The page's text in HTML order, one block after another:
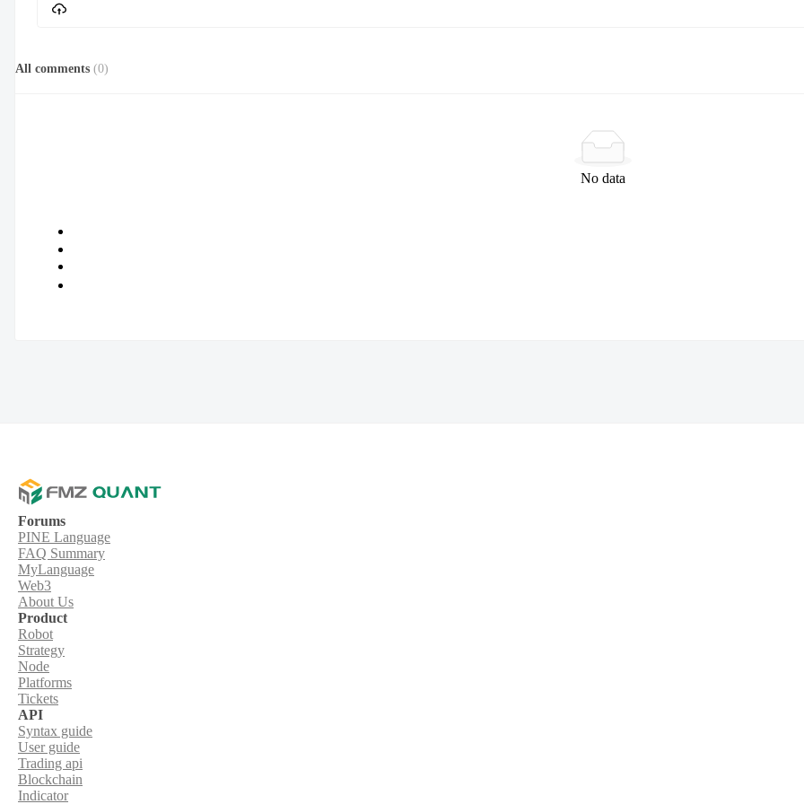
All comments (0)
No data
Forums
PINE Language
FAQ Summary
MyLanguage
Web3
About Us
Product
Robot
Strategy
Node
Platforms
Tickets
API
Syntax guide
User guide
Trading api
Blockchain
Indicator